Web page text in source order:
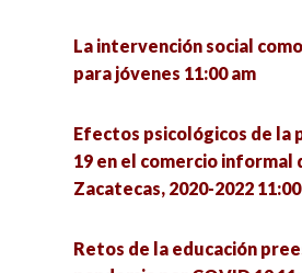
Condiciones de empleo de los
Diseño, creatividad e
Factores socioambientales
conductas de violencia y
Gavilanes del municipio de
Conversatorio sobre cambios
México y su relación con los
La Sociología y las Ciencias
desafíos hoy 12:00 pm
justicia en el Estado de
La intervención social
para jóvenes 11:00 am
Efectos psicológicos de la
19 en el comercio informal
Zacatecas, 2020-2022
Retos de la educación